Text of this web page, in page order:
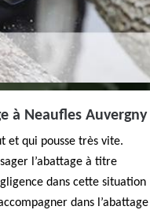
à Neaufles Auvergny
et qui pousse très vite.
l’abattage à titre
dans cette situation
dans l’abattage